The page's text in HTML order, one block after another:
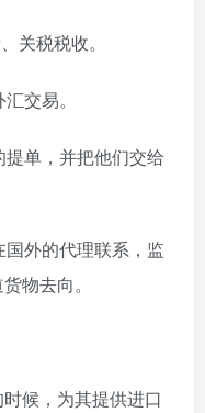
关税税收。
交易。
提单，并把他们交给
国外的代理联系，监
物去向。
候，为其提供进口